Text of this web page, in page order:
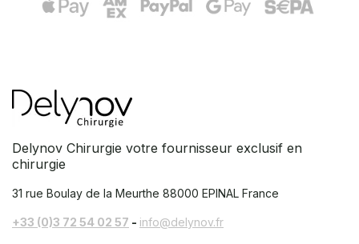
Delynov Chirurgie votre fournisseur exclusif en
chirurgie
31 rue Boulay de la Meurthe 88000 EPINAL France
+33 (0)3 72 54 02 57 - info@delynov.fr